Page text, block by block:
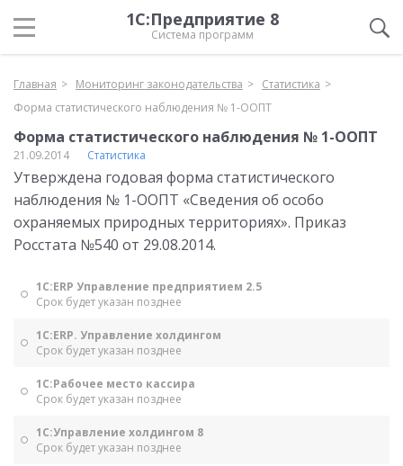
1С:Предприятие 8
Система программ
Главная Мониторинг законодательства
Статистика
Форма статистического наблюдения № 1-ООПТ
Форма статистического наблюдения № 1-ООПТ
21.09.2014 Статистика
Утверждена годовая форма статистического
наблюдения № 1-ООПТ «Сведения об особо
охраняемых природных территориях». Приказ
Росстата №540 от 29.08.2014.
1С:ERP Управление предприятием 2.5
Срок будет указан позднее
1С:ERP. Управление холдингом
Срок будет указан позднее
1С:Рабочее место кассира
Срок будет указан позднее
1С:Управление холдингом 8
Срок будет указан позднее